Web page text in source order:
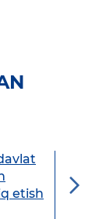
etish